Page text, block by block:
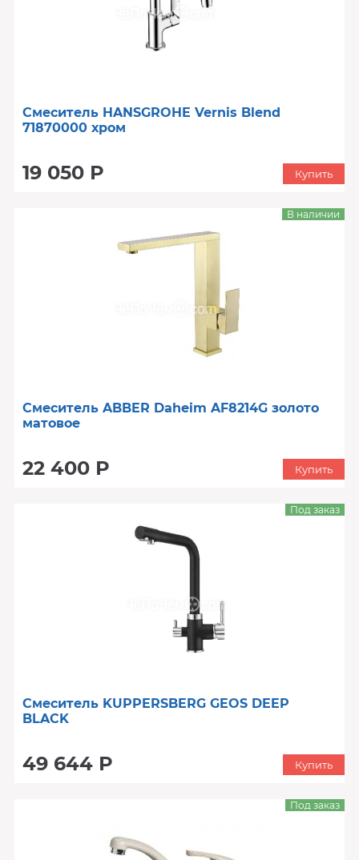
Смеситель HANSGROHE Vernis Blend
71870000 хром
19 050 Р Купить
Смеситель ABBER Daheim AF8214G золото
матовое
22 400 Р
В наличии
Купить
Смеситель KUPPERSBERG GEOS DEEP
BLACK
49 644 Р
Под заказ
Купить
Под заказ